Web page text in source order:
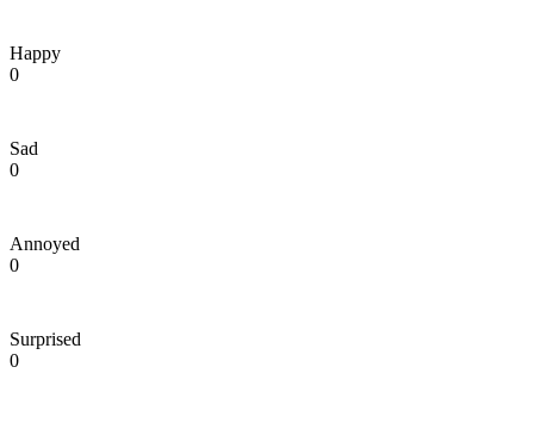
Happy
0
Sad
0
Annoyed
0
Surprised
0